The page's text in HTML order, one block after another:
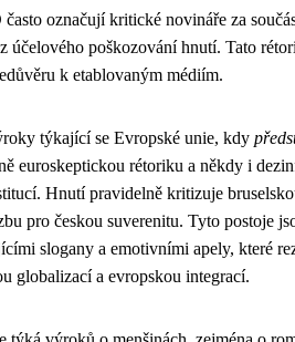
označují kritické novináře za
účelového poškozování hnutí. Tato
k etablovaným médiím.
týkající se Evropské unie, kdy
euroskeptickou rétoriku a někdy i
Hnutí pravidelně kritizuje
pro českou suverenitu. Tyto postoje
slogany a emotivními apely, které
globalizací a evropskou integrací.